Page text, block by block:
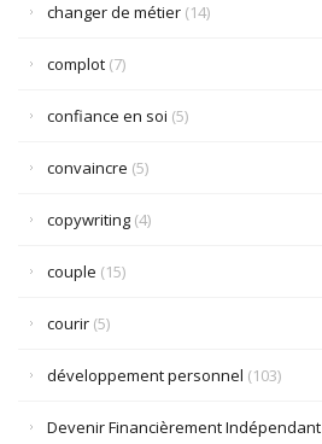
changer de métier (14)
complot (7)
confiance en soi (5)
convaincre (5)
copywriting (4)
couple (15)
courir (5)
développement personnel (103)
Devenir Financièrement Indépendant